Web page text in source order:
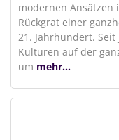
modernen
Rückgrat einer
21. Jahrhundert.
Kulturen auf der
um mehr...